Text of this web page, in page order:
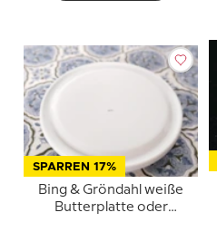
SPARREN 17%
Bing & Gröndahl weiße
Butterplatte oder